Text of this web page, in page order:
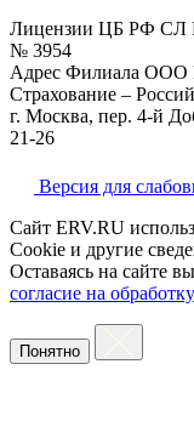
Лицензии ЦБ РФ
№ 3954
Адрес Филиала ООО
Страхование –
г. Москва, пер. 4-й
21-26
Версия для
Сайт ERV.RU
Cookie и другие
Оставаясь на сайте
согласие на обработку
Понятно